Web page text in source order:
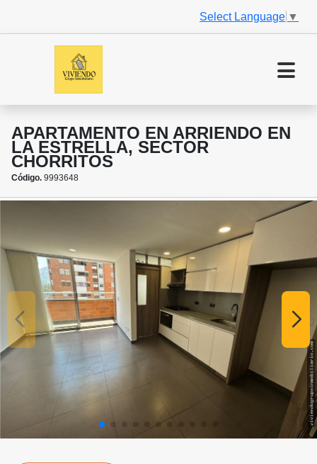
Select Language ▼
APARTAMENTO EN ARRIENDO EN
LA ESTRELLA, SECTOR
CHORRITOS
Código. 9993648